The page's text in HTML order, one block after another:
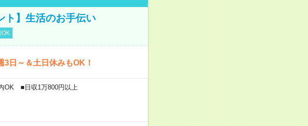
ト】生活のお手伝い
日～＆土日休みもOK！
OK ■日収1万800円以上